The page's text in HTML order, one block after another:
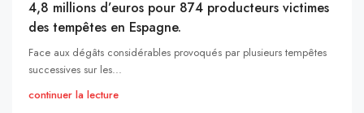
4,8 millions d’euros pour 874 producteurs victimes
des tempêtes en Espagne.
Face aux dégâts considérables provoqués par plusieurs tempêtes
successives sur les...
continuer la lecture